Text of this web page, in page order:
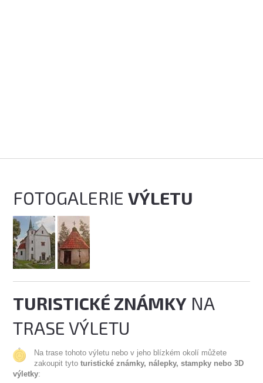
FOTOGALERIEVÝLETU
TURISTICKÉ ZNÁMKY NA
TRASE VÝLETU
Na trase tohoto výletu nebo v jeho blízkém okolí můžete
zakoupit tytoturistické známky, nálepky, stampky nebo 3D
výletky: